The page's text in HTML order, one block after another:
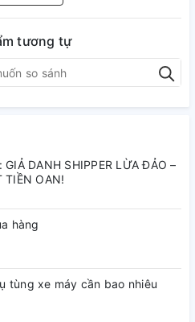
tương tự
GIẢ DANH SHIPPER LỪA ĐẢO –
TIỀN OAN!
hàng
tùng xe máy cần bao nhiêu